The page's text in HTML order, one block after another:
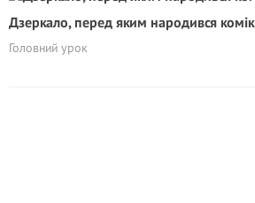
Дзеркало, перед яким народився комік
Головний урок